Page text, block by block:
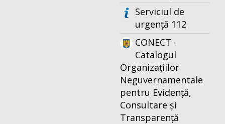
Serviciul de
urgență 112
CONECT -
Catalogul
Organizațiilor
Neguvernamentale
pentru Evidență,
Consultare și
Transparență